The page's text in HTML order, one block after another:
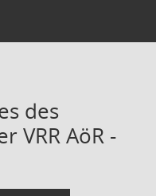
des
VRR AöR -